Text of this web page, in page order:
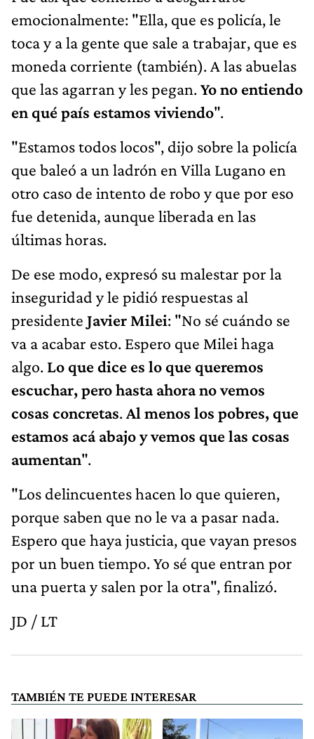
emocionalmente: "Ella, que es policía, le
toca y a la gente que sale a trabajar, que es
moneda corriente (también). A las abuelas
que las agarran y les pegan.Yo no entiendo
en qué país estamos viviendo".
"Estamos todos locos", dijo sobre la policía
que baleó a un ladrón en Villa Lugano en
otro caso de intento de robo y que por eso
fue detenida, aunque liberada en las
últimas horas.
De ese modo, expresó su malestar por la
inseguridad y le pidió respuestas al
presidente Javier Milei: "No sé cuándo se
va a acabar esto. Espero que Milei haga
algo. Lo que dice es lo que queremos
escuchar, pero hasta ahora no vemos
cosas concretas.Al menos los pobres, que
estamos acá abajo y vemos que las cosas
aumentan".
"Los delincuentes hacen lo que quieren,
porque saben que no le va a pasar nada.
Espero que haya justicia, que vayan presos
por un buen tiempo. Yo sé que entran por
una puerta y salen por la otra", finalizó.
JD / LT
TAMBIÉN TE PUEDE INTERESAR